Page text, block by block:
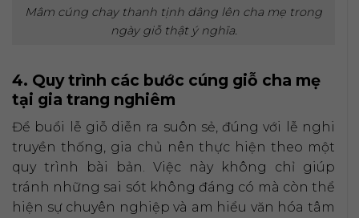
Mâm cúng chay thanh tịnh dâng lên cha mẹ trong
ngày giỗ thật ý nghĩa.
4. Quy trình các bước cúng giỗ cha mẹ
tại gia trang nghiêm
Để buổi lễ giỗ diễn ra suôn sẻ, đúng với lễ nghi
truyền thống, gia chủ nên thực hiện theo một
quy trình bài bản. Việc này không chỉ giúp
tránh những sai sót không đáng có mà còn thể
hiện sự chuyên nghiệp và am hiểu văn hóa tâm